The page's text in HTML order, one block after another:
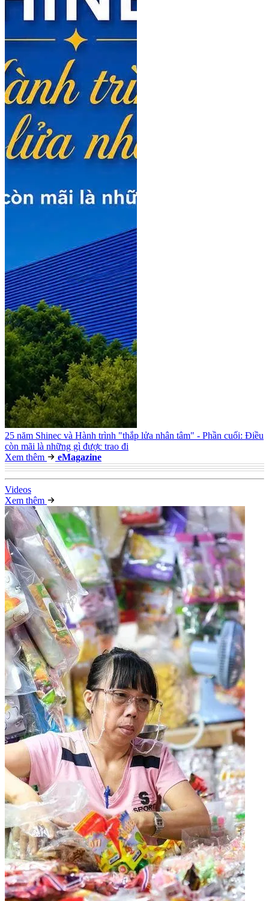
25 năm Shinec và Hành trình "thắp lửa nhân tâm" - Phần cuối: Điều
còn mãi là những gì được trao đi
Xem thêm
eMagazine
Videos
Xem thêm